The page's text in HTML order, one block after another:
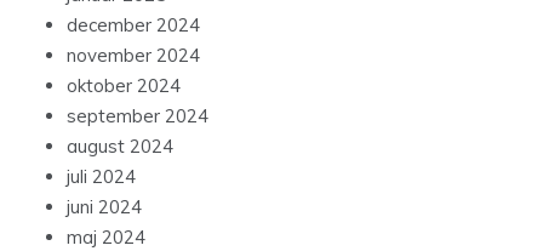
december 2024
november 2024
oktober 2024
september 2024
august 2024
juli 2024
juni 2024
maj 2024